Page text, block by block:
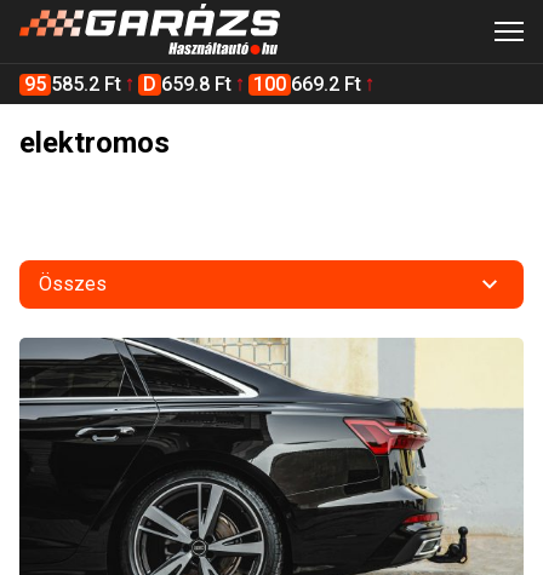
95 585.2 Ft D 659.8 Ft 100 669.2 Ft
elektromos
Összes